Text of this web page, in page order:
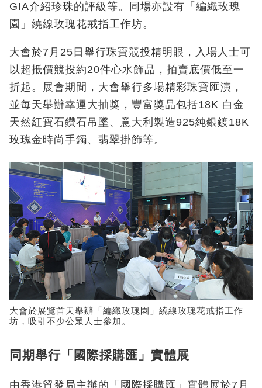
GIA介紹珍珠的評級等。同場亦設有「編織玫瑰
園」繞線玫瑰花戒指工作坊。
大會於7月25日舉行珠寶競投精明眼，入場人士可
以超抵價競投約20件心水飾品，拍賣底價低至一
折起。展會期間，大會舉行多場精彩珠寶匯演，
並每天舉辦幸運大抽獎，豐富獎品包括18K 白金
天然紅寶石鑽石吊墜、意大利製造925純銀鍍18K
玫瑰金時尚手鐲、翡翠掛飾等。
大會於展覽首天舉辦「編織玫瑰園」繞線玫瑰花戒指工作
坊，吸引不少公眾人士參加。
同期舉行「國際採購匯」實體展
由香港貿發局主辦的「國際採購匯」實體展於7月